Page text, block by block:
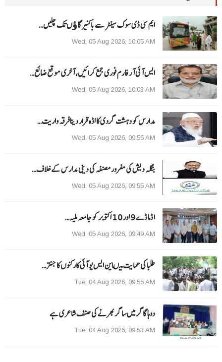
ایم سی ڈی سوک سینٹر سے باکنیر گاﺅں تک چلیں…
Wed, 05 Aug 2026, 10:05 AM
ایس آئی آر فارم فوری جمع کرائیں، آخری موقع ضائع…
Wed, 05 Aug 2026, 10:03 AM
مدارس کو دہشت گردی کا اڈہ قرار دینا فرقہ واریت…
Wed, 05 Aug 2026, 09:56 AM
بنگلہ دیش کی مفرور مصنفہ کی دینی مدارس کے خلاف…
Wed, 05 Aug 2026, 09:55 AM
ا ڈما ڈے 9 اور 10 اکتوبر کو جامعہ ملیہ…
Wed, 05 Aug 2026, 09:49 AM
طلبا کی حمایت میںاین ایس یو آئی کارکنوں کا جنتر…
Tue, 04 Aug 2026, 09:56 AM
دوہا گاگر میں ساگر بھرنے کی صنف شاعری ہے
Tue, 04 Aug 2026, 09:53 AM